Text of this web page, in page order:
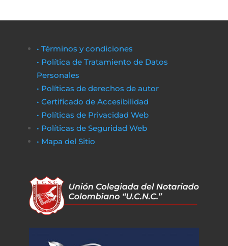
• Términos y condiciones
• Política de Tratamiento de Datos
Personales
• Políticas de derechos de autor
• Certificado de Accesibilidad
• Políticas de Privacidad Web
• Políticas de Seguridad Web
• Mapa del Sitio